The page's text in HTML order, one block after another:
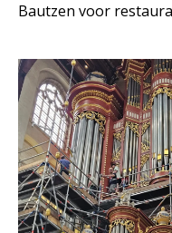
Bautzen voor